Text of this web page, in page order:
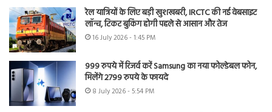
रेल यात्रियों के लिए बड़ी खुशखबरी, IRCTC की नई वेबसाइट
लॉन्च, टिकट बुकिंग होगी पहले से आसान और तेज
16 July 2026 - 1:45 PM
999 रुपये में रिजर्व करें Samsung का नया फोल्डेबल फोन,
मिलेंगे 2799 रुपये के फायदे
8 July 2026 - 5:54 PM